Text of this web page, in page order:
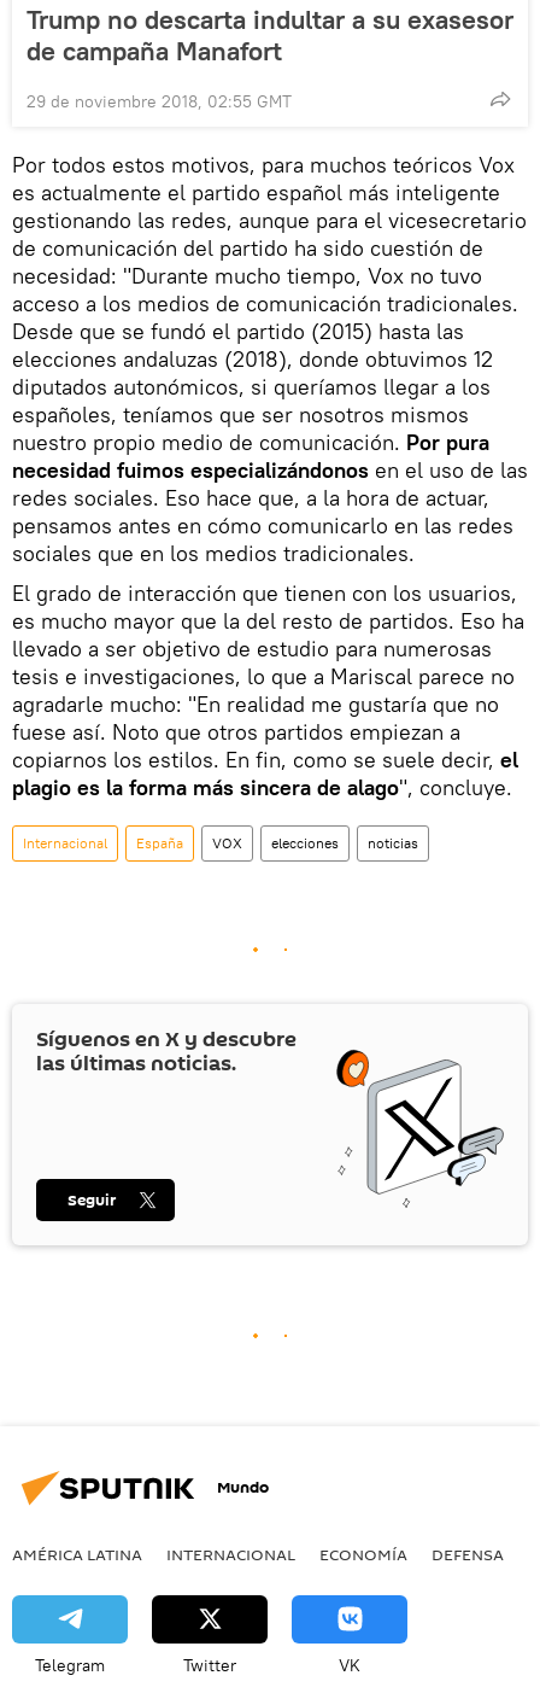
Trump no descarta indultar a su exasesor
de campaña Manafort
29 de noviembre 2018, 02:55 GMT
Por todos estos motivos, para muchos teóricos Vox
es actualmente el partido español más inteligente
gestionando las redes, aunque para el vicesecretario
de comunicación del partido ha sido cuestión de
necesidad: "Durante mucho tiempo, Vox no tuvo
acceso a los medios de comunicación tradicionales.
Desde que se fundó el partido (2015) hasta las
elecciones andaluzas (2018), donde obtuvimos 12
diputados autonómicos, si queríamos llegar a los
españoles, teníamos que ser nosotros mismos
nuestro propio medio de comunicación. Por pura
necesidad fuimos especializándonos en el uso de las
redes sociales. Eso hace que, a la hora de actuar,
pensamos antes en cómo comunicarlo en las redes
sociales que en los medios tradicionales.
El grado de interacción que tienen con los usuarios,
es mucho mayor que la del resto de partidos. Eso ha
llevado a ser objetivo de estudio para numerosas
tesis e investigaciones, lo que a Mariscal parece no
agradarle mucho: "En realidad me gustaría que no
fuese así. Noto que otros partidos empiezan a
copiarnos los estilos. En fin, como se suele decir, el
plagio es la forma más sincera de alago", concluye.
Internacional España VOX elecciones noticias
Síguenos en X y descubre
las últimas noticias.
Seguir
Mundo
AMÉRICA LATINA INTERNACIONAL ECONOMÍA DEFENSA
Telegram Twitter VK